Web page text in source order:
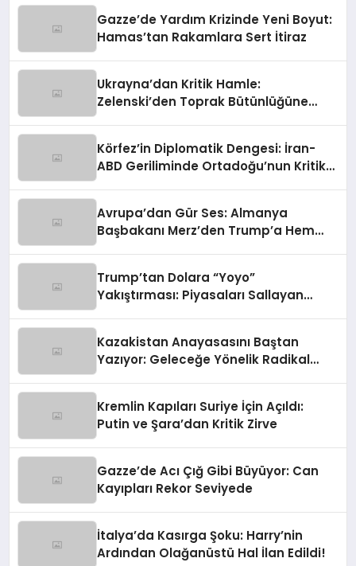
Gazze’de Yardım Krizinde Yeni Boyut:
Hamas’tan Rakamlara Sert İtiraz
Ukrayna’dan Kritik Hamle:
Zelenski’den Toprak Bütünlüğüne
Körfez’in Diplomatik Dengesi: İran-
ABD Geriliminde Ortadoğu’nun Kritik
Avrupa’dan Gür Ses: Almanya
Başbakanı Merz’den Trump’a Hem
Trump’tan Dolara “Yoyo”
Yakıştırması: Piyasaları Sallayan
Kazakistan Anayasasını Baştan
Yazıyor: Geleceğe Yönelik Radikal
Kremlin Kapıları Suriye İçin Açıldı:
Putin ve Şara’dan Kritik Zirve
Gazze’de Acı Çığ Gibi Büyüyor: Can
Kayıpları Rekor Seviyede
İtalya’da Kasırga Şoku: Harry’nin
Ardından Olağanüstü Hal İlan Edildi!